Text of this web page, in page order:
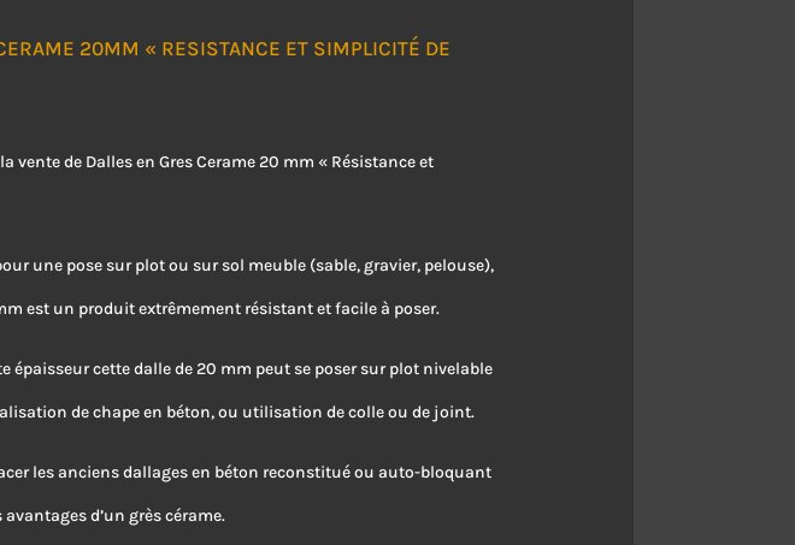
20MM « RESISTANCE ET SIMPLICITÉ DE
vente de Dalles en Gres Cerame 20 mm « Résistance et
une pose sur plot ou sur sol meuble (sable, gravier, pelouse),
est un produit extrêmement résistant et facile à poser.
épaisseur cette dalle de 20 mm peut se poser sur plot nivelable
de chape en béton, ou utilisation de colle ou de joint.
les anciens dallages en béton reconstitué ou auto-bloquant
d’un grès cérame.